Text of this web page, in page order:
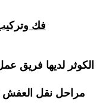
فك
الكوثر لديها
مراحل نقل العفش